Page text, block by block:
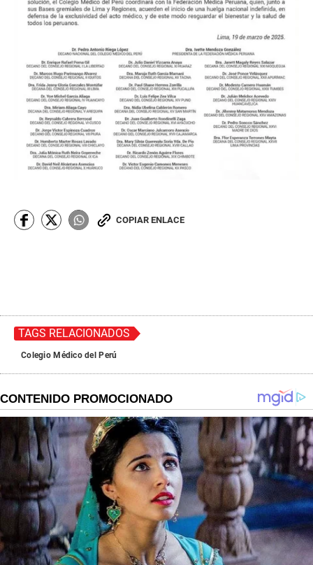
COPIAR ENLACE
TAGS RELACIONADOS
Colegio Médico del Perú